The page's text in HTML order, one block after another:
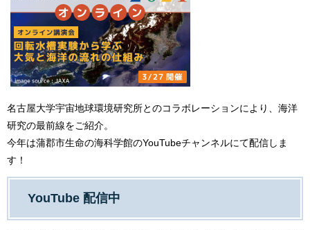
名古屋大学宇宙地球環境研究所とのコラボレーションにより、海洋
研究の最前線をご紹介。
今年は蒲郡市生命の海科学館のYouTubeチャンネルにて配信しま
す！
YouTube 配信中